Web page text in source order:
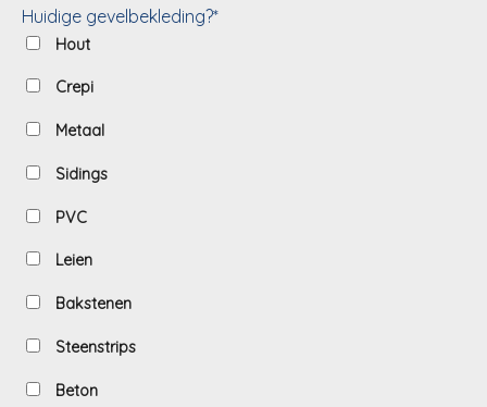
Huidige gevelbekleding?*
Hout
Crepi
Metaal
Sidings
PVC
Leien
Bakstenen
Steenstrips
Beton